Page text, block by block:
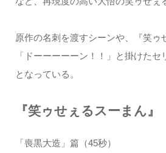
原作の名刺を渡すシーンや、『笑ゥ
「ドーーーーーン！！」と掛けた
となっている。
『笑ゥせぇるスーまん
「喪黒大造」篇（45秒）